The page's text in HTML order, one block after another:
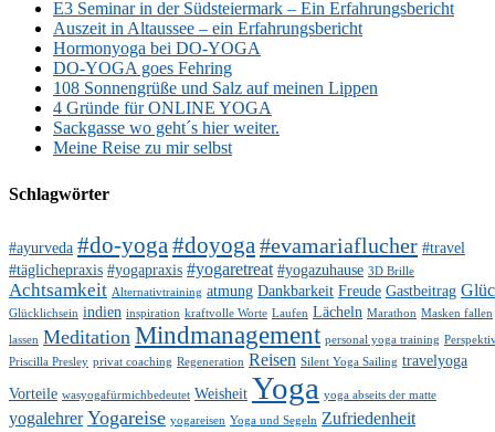
E3 Seminar in der Südsteiermark – Ein Erfahrungsbericht
Auszeit in Altaussee – ein Erfahrungsbericht
Hormonyoga bei DO-YOGA
DO-YOGA goes Fehring
108 Sonnengrüße und Salz auf meinen Lippen
4 Gründe für ONLINE YOGA
Sackgasse wo geht´s hier weiter.
Meine Reise zu mir selbst
Schlagwörter
#ayurveda #do-yoga #doyoga #evamariaflucher #travel
#täglichepraxis #yogapraxis #yogaretreat #yogazuhause 3D Brille
Achtsamkeit Alternativtraining atmung Dankbarkeit Freude Gastbeitrag
Glücklichsein indien inspiration kraftvolle Worte Laufen Lächeln Marathon Masken fallen
lassen Meditation Mindmanagement personal yoga training
Priscilla Presley privat coaching Regeneration Reisen Silent Yoga Sailing travelyoga
Vorteile wasyogafürmichbedeutet Weisheit Yoga yoga abseits der matte
yogalehrer Yogareise yogareisen Yoga und Segeln Zufriedenheit